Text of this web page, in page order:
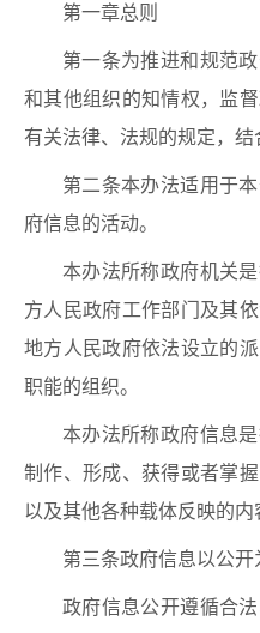
第一章总则
第一条为推进和规范
和其他组织的知情权，监
有关法律、法规的规定，结
第二条本办法适用于
府信息的活动。
本办法所称政府机关
方人民政府工作部门及其
地方人民政府依法设立的
职能的组织。
本办法所称政府信息
制作、形成、获得或者掌
以及其他各种载体反映的内
第三条政府信息以公开
政府信息公开遵循合